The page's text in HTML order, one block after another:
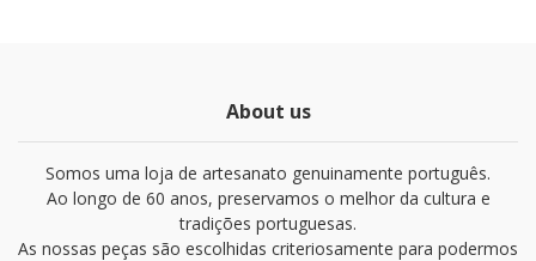
About us
Somos uma loja de artesanato genuinamente português.
Ao longo de 60 anos, preservamos o melhor da cultura e
tradições portuguesas.
As nossas peças são escolhidas criteriosamente para podermos